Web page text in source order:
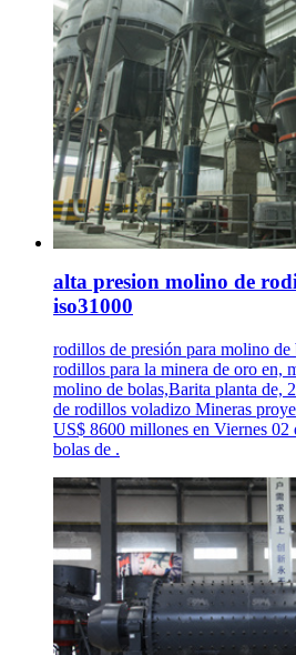
alta presion molino de
iso31000
rodillos de presión para molino
rodillos para la minera de oro en,
molino de bolas,Barita planta de,
de rodillos voladizo Mineras
US$ 8600 millones en Viernes 02
bolas de .